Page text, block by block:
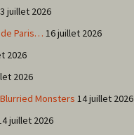
juillet 2026
de Paris… 16 juillet 2026
2026
2026
Monsters 14 juillet 2026
juillet 2026